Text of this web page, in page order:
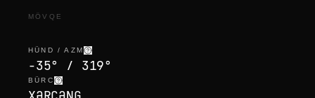
MÖVQE
HÜND / AZM
-35° / 319°
BÜRC